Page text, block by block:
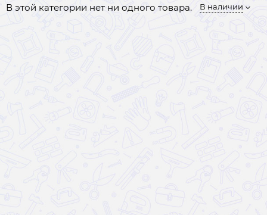
В наличии
В этой категории нет ни одного товара.